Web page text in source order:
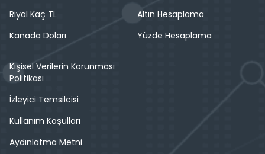
Riyal Kaç TL
Kanada Doları
Altın Hesaplama
Yüzde Hesaplama
Kişisel Verilerin Korunması
Politikası
İzleyici Temsilcisi
Kullanım Koşulları
Aydınlatma Metni